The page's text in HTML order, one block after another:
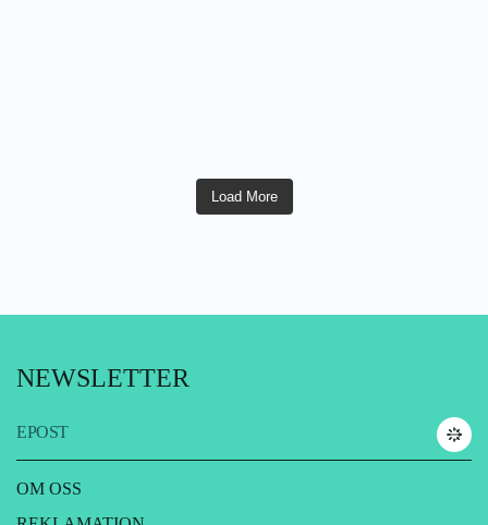
Load More
NEWSLETTER
EPOST
OM OSS